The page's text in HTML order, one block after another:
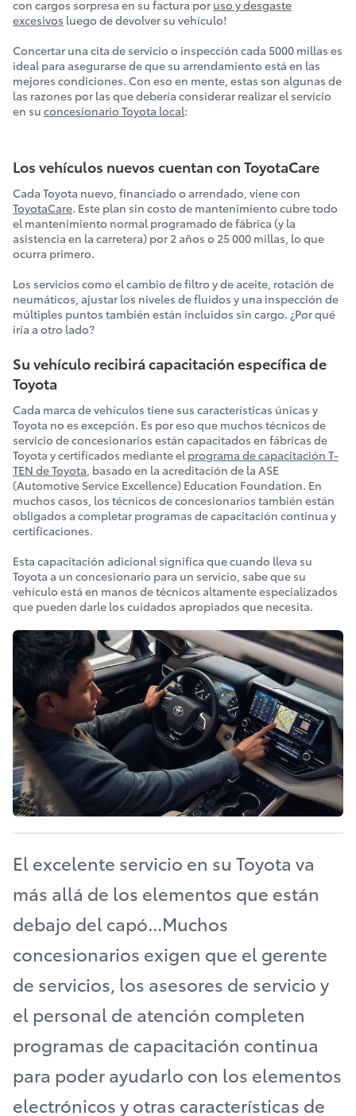
con cargos sorpresa en su factura por uso y desgaste
excesivos luego de devolver su vehículo!
Concertar una cita de servicio o inspección cada 5000 millas es
ideal para asegurarse de que su arrendamiento está en las
mejores condiciones. Con eso en mente, estas son algunas de
las razones por las que debería considerar realizar el servicio
en su concesionario Toyota local:
Los vehículos nuevos cuentan con ToyotaCare
Cada Toyota nuevo, financiado o arrendado, viene con
ToyotaCare. Este plan sin costo de mantenimiento cubre todo
el mantenimiento normal programado de fábrica (y la
asistencia en la carretera) por 2 años o 25 000 millas, lo que
ocurra primero.
Los servicios como el cambio de filtro y de aceite, rotación de
neumáticos, ajustar los niveles de fluidos y una inspección de
múltiples puntos también están incluidos sin cargo. ¿Por qué
iría a otro lado?
Su vehículo recibirá capacitación específica de
Toyota
Cada marca de vehículos tiene sus características únicas y
Toyota no es excepción. Es por eso que muchos técnicos de
servicio de concesionarios están capacitados en fábricas de
Toyota y certificados mediante el programa de capacitación T-
TEN de Toyota, basado en la acreditación de la ASE
(Automotive Service Excellence) Education Foundation. En
muchos casos, los técnicos de concesionarios también están
obligados a completar programas de capacitación continua y
certificaciones.
Esta capacitación adicional significa que cuando lleva su
Toyota a un concesionario para un servicio, sabe que su
vehículo está en manos de técnicos altamente especializados
que pueden darle los cuidados apropiados que necesita.
El excelente servicio en su Toyota va
más allá de los elementos que están
debajo del capó...Muchos
concesionarios exigen que el gerente
de servicios, los asesores de servicio y
el personal de atención completen
programas de capacitación continua
para poder ayudarlo con los elementos
electrónicos y otras características de